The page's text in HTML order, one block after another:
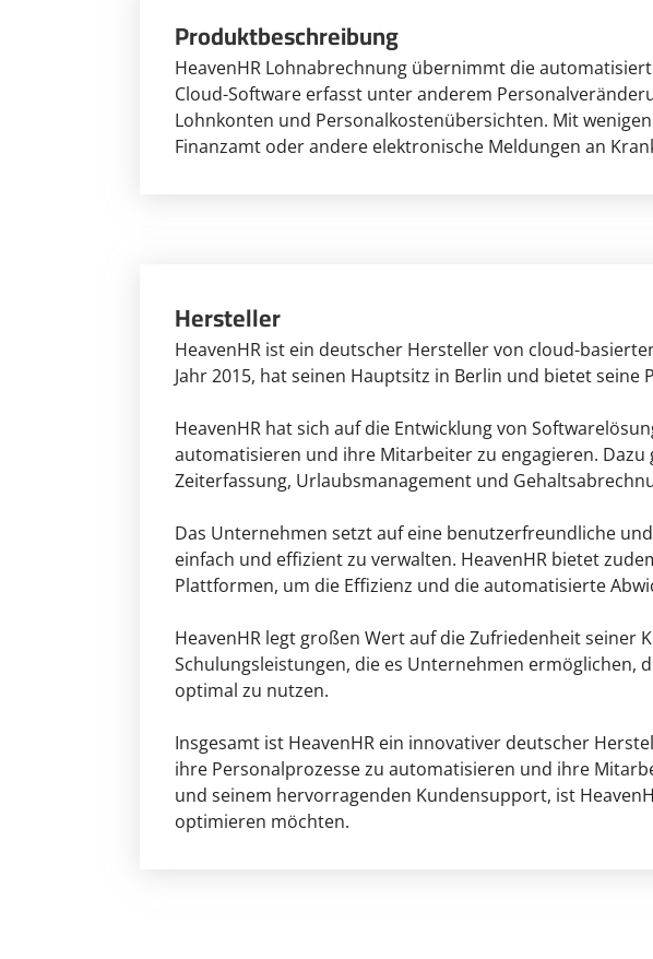
Produktbeschreibung
HeavenHR Lohnabrechnung übernimmt die
Cloud-Software erfasst unter anderem
Lohnkonten und Personalkostenübersichten. Mit
Finanzamt oder andere elektronische Meldungen an
Hersteller
HeavenHR ist ein deutscher Hersteller von cloud-
Jahr 2015, hat seinen Hauptsitz in Berlin und bietet
HeavenHR hat sich auf die Entwicklung von
automatisieren und ihre Mitarbeiter zu engagieren.
Zeiterfassung, Urlaubsmanagement und
Das Unternehmen setzt auf eine benutzerfreundliche
einfach und effizient zu verwalten. HeavenHR bietet
Plattformen, um die Effizienz und die automatisierte
HeavenHR legt großen Wert auf die Zufriedenheit
Schulungsleistungen, die es Unternehmen ermöglichen,
optimal zu nutzen.
Insgesamt ist HeavenHR ein innovativer deutscher
ihre Personalprozesse zu automatisieren und ihre
und seinem hervorragenden Kundensupport, ist
optimieren möchten.